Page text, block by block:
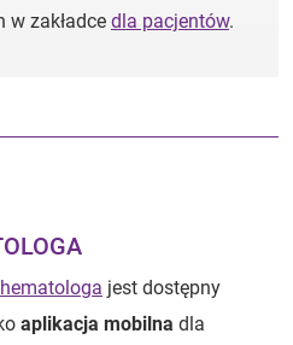
w zakładce dla pacjentów.
jest dostępny
aplikacja mobilna dla